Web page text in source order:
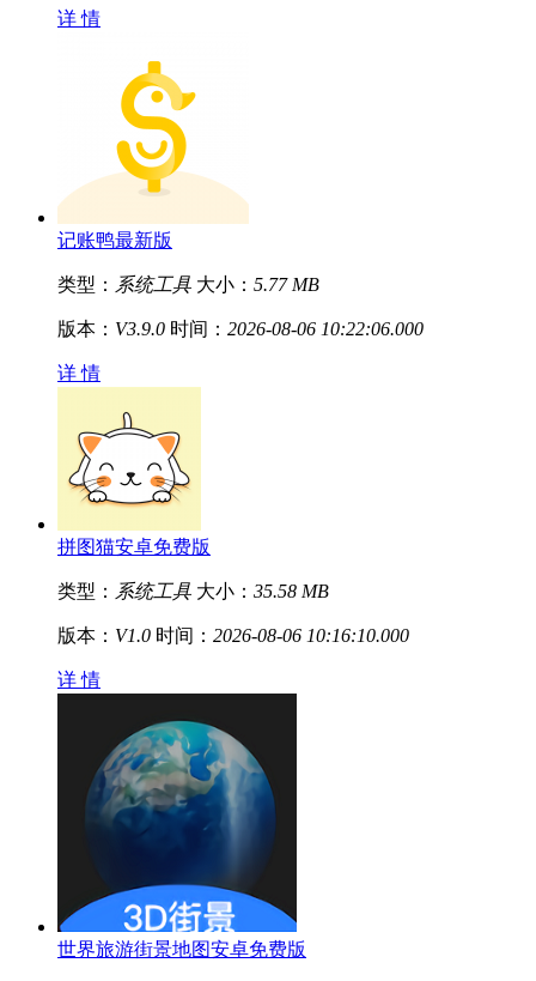
详 情
记账鸭最新版
类型： 系统工具 大小： 5.77 MB
版本： V3.9.0 时间： 2026-08-06 10:22:06.000
详 情
拼图猫安卓免费版
类型： 系统工具 大小： 35.58 MB
版本： V1.0 时间： 2026-08-06 10:16:10.000
详 情
世界旅游街景地图安卓免费版